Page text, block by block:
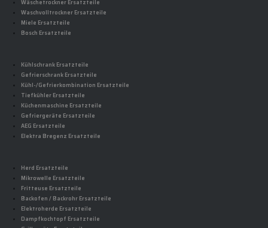
Wäschetrockner Ersatzteile
Waschvolltrockner Ersatzteile
Miele Ersatzteile
Bosch Ersatzteile
Kühlschrank Ersatzteile
Gefrierschrank Ersatzteile
Kühl-/Gefrierkombination Ersatzteile
Tiefkühler Ersatzteile
Küchenmaschine Ersatzteile
Gefriergeräte Ersatzteile
AEG Ersatzteile
Elektra Bregenz Ersatzteile
Herd Ersatzteile
Mikrowelle Ersatzteile
Fritteuse Ersatzteile
Backofen / Backrohr Ersatzteile
Elektroherde Ersatzteile
Dampfkochtopf Ersatzteile